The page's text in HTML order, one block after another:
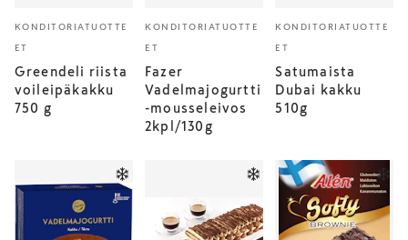
KONDITORIATUOTTE
ET
Greendeli riista
voileipäkakku
750 g
KONDITORIATUOTTE
ET
Fazer
Vadelmajogurtti
-mousseleivos
2kpl/130g
KONDITORIATUOTTE
ET
Satumaista
Dubai kakku
510g